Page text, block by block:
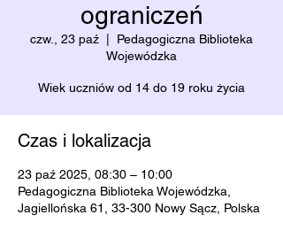
ograniczeń
czw., 23 paź
Pedagogiczna Biblioteka
Wojewódzka
Wiek uczniów od 14 do 19 roku życia
Czas i lokalizacja
23 paź 2025, 08:30 – 10:00
Pedagogiczna Biblioteka Wojewódzka,
Jagiellońska 61, 33-300 Nowy Sącz, Polska